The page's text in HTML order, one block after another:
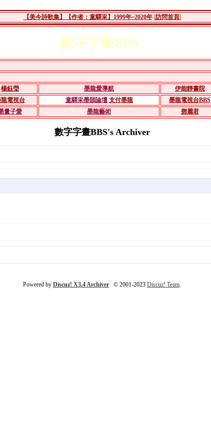
【美今詩歌集】【作者：童驛采】1999年~2020年 |訪問首頁|
數字字畫BBS
楊鈺瑩 墨龍愛導航 伊能靜書院
電視台 童驛采墨韻論壇 支付墨龍 墨龍電視台BBS
量子愛 墨龍藝術 鄧麗君
數字字畫BBS's Archiver
Powered by Discuz! X3.4 Archiver © 2001-2023 Discuz! Team.